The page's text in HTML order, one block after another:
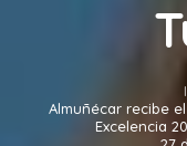
Almuñécar recibe
Excelencia